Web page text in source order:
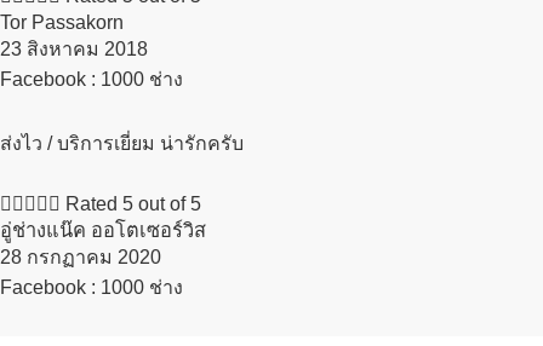
Tor Passakorn
23 สิงหาคม 2018​
Facebook : 1000 ช่าง
ส่งไว / บริการเยี่ยม น่ารักครับ
     Rated 5 out of 5
อู่ช่างแน๊ค ออโตเซอร์วิส
28 กรกฏาคม 2020​
Facebook : 1000 ช่าง